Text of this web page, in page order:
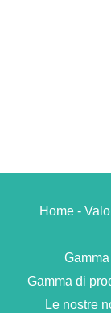
Home -
Gamma di
Le nostre